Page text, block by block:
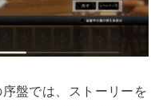
盤では、ストーリーを